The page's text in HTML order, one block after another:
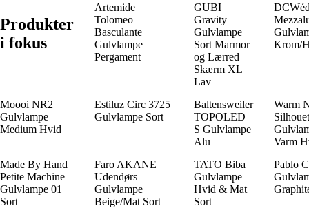
Produkter
i fokus
Artemide
Tolomeo
Basculante
Gulvlampe
Pergament
GUBI
Gravity
Gulvlampe
Sort Marmor
og Lærred
Skærm XL
Lav
Krom/
Moooi NR2
Gulvlampe
Medium Hvid
Estiluz Circ 3725
Gulvlampe Sort
Baltensweiler
TOPOLED
S Gulvlampe
Alu
Warm
Varm
Made By Hand
Petite Machine
Gulvlampe 01
Sort
Faro AKANE
Udendørs
Gulvlampe
Beige/Mat Sort
TATO Biba
Gulvlampe
Hvid & Mat
Sort
Pablo